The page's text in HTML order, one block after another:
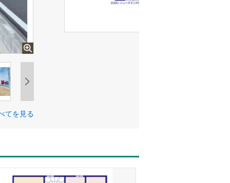
てを見る